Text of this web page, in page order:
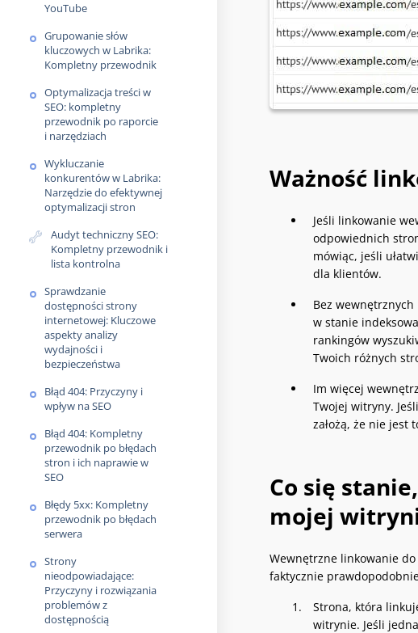
YouTube
Grupowanie słów
kluczowych w Labrika:
Kompletny przewodnik
Optymalizacja treści w
SEO: kompletny
przewodnik po raporcie
i narzędziach
Wykluczanie
konkurentów w Labrika:
Narzędzie do efektywnej
optymalizacji stron
Audyt techniczny SEO:
Kompletny przewodnik i
lista kontrolna
Sprawdzanie
dostępności strony
internetowej: Kluczowe
aspekty analizy
wydajności i
bezpieczeństwa
Błąd 404: Przyczyny i
wpływ na SEO
Błąd 404: Kompletny
przewodnik po błędach
stron i ich naprawie w
SEO
Błędy 5xx: Kompletny
przewodnik po błędach
serwera
Strony
nieodpowiadające:
Przyczyny i rozwiązania
problemów z
dostępnością
Ważność
Jeśli linkowanie
odpowiednich
mówiąc, jeśli
dla klientów.
Bez
w stanie
rankingów
Twoich różnych
Im więcej
Twojej witryny.
założą, że nie jest
Co się
mojej
Wewnętrzne linkowanie
faktycznie
Strona, która
witrynie. Jeśli